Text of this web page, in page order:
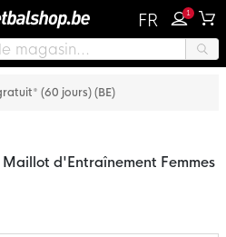
FR 1
tard avec Klarna
d'Entraînement Femmes